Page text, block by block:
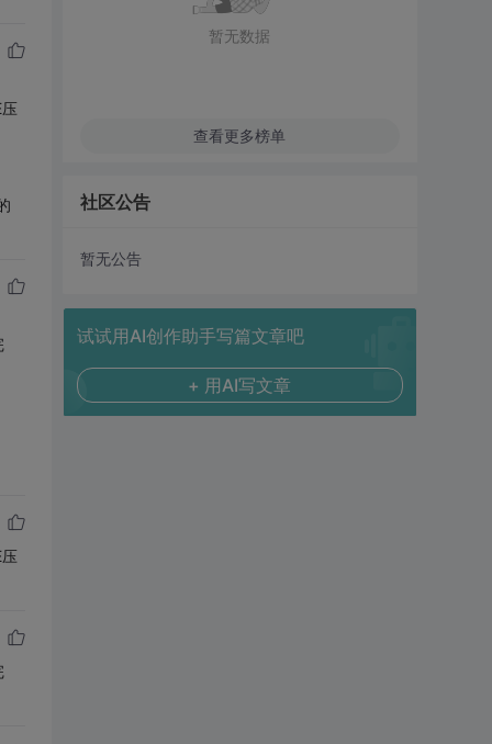
暂无数据
查看更多榜单
社区公告
暂无公告
试试用AI创作助手写篇文章吧
+ 用AI写文章